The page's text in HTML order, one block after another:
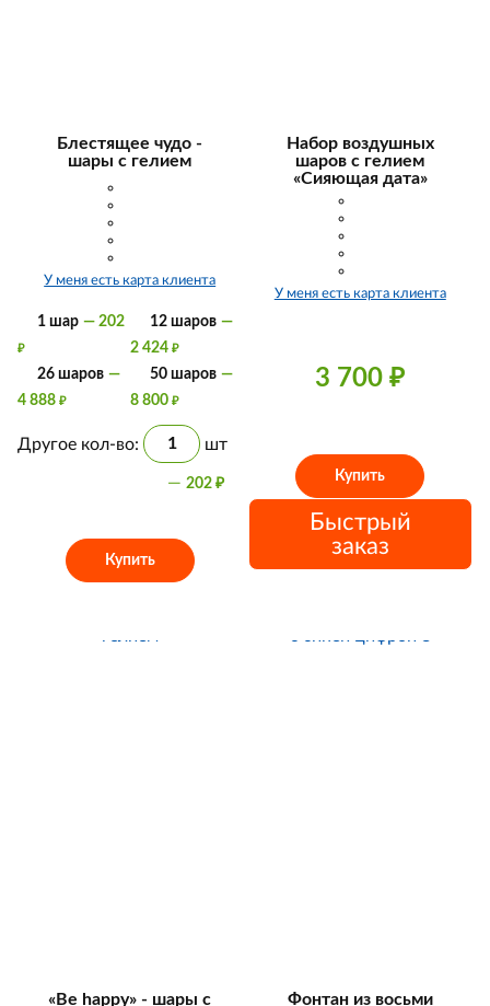
Блестящее чудо -
шары с гелием
У меня есть карта клиента
1 шар — 202
₽
12 шаров —
2 424 ₽
26 шаров —
4 888 ₽
50 шаров —
8 800 ₽
Другое кол-во: шт
— 202 ₽
Купить
Набор воздушных
шаров с гелием
«Сияющая дата»
У меня есть карта клиента
3 700₽
Купить
Быстрый
заказ
«Be happy» - шары с Фонтан из восьми